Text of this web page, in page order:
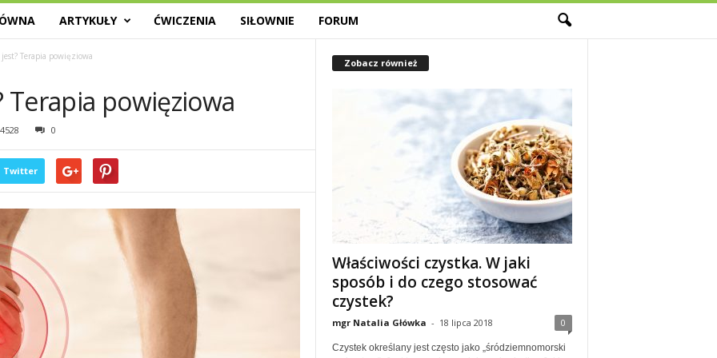
ARTYKUŁY ĆWICZENIA SIŁOWNIE FORUM
Terapia powięziowa
Terapia powięziowa
4528 0
Twitter
Zobacz również
Właściwości czystka. W jaki
sposób i do czego stosować
czystek?
mgr Natalia Główka - 18 lipca 2018 0
Czystek określany jest często jako „śródziemnomorski